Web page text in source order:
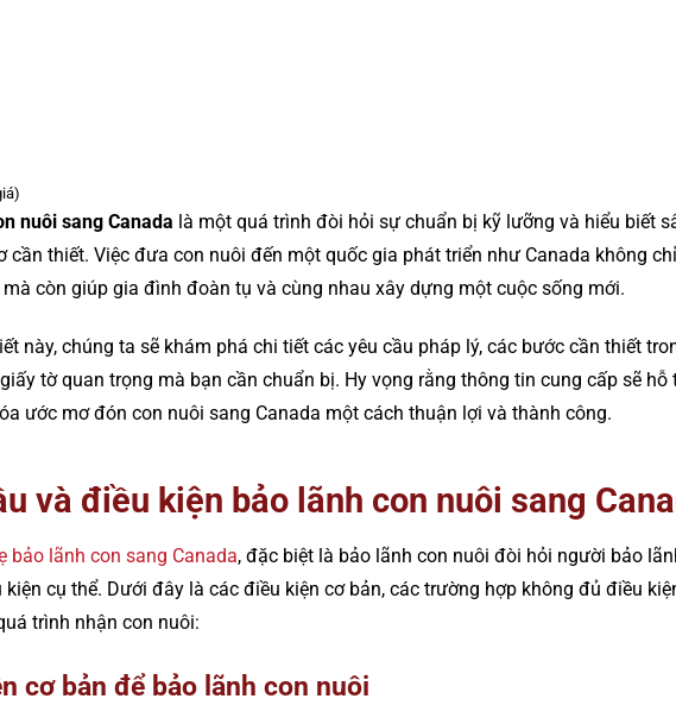
nuôi sang Canada là một quá trình đòi hỏi sự chuẩn bị kỹ lưỡng và hiểu biết
cần thiết. Việc đưa con nuôi đến một quốc gia phát triển như Canada không
mà còn giúp gia đình đoàn tụ và cùng nhau xây dựng một cuộc sống mới.
này, chúng ta sẽ khám phá chi tiết các yêu cầu pháp lý, các bước cần thiết
tờ quan trọng mà bạn cần chuẩn bị. Hy vọng rằng thông tin cung cấp sẽ
ước mơ đón con nuôi sang Canada một cách thuận lợi và thành công.
và điều kiện bảo lãnh con nuôi sang
bảo lãnh con sang Canada, đặc biệt là bảo lãnh con nuôi đòi hỏi người bảo
kiện cụ thể. Dưới đây là các điều kiện cơ bản, các trường hợp không đủ điều
trình nhận con nuôi:
cơ bản để bảo lãnh con nuôi